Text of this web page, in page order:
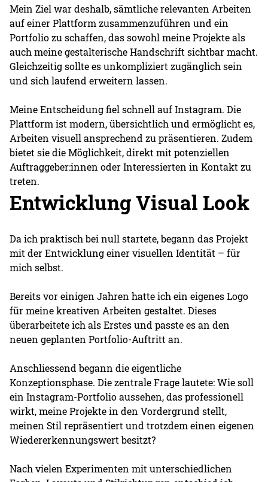
Mein Ziel war deshalb, sämtliche relevanten Arbeiten
auf einer Plattform zusammenzuführen und ein
Portfolio zu schaffen, das sowohl meine Projekte als
auch meine gestalterische Handschrift sichtbar macht.
Gleichzeitig sollte es unkompliziert zugänglich sein
und sich laufend erweitern lassen.
Meine Entscheidung fiel schnell auf Instagram. Die
Plattform ist modern, übersichtlich und ermöglicht es,
Arbeiten visuell ansprechend zu präsentieren. Zudem
bietet sie die Möglichkeit, direkt mit potenziellen
Auftraggeber:innen oder Interessierten in Kontakt zu
treten.
Entwicklung Visual Look
Da ich praktisch bei null startete, begann das Projekt
mit der Entwicklung einer visuellen Identität – für
mich selbst.
Bereits vor einigen Jahren hatte ich ein eigenes Logo
für meine kreativen Arbeiten gestaltet. Dieses
überarbeitete ich als Erstes und passte es an den
neuen geplanten Portfolio-Auftritt an.
Anschliessend begann die eigentliche
Konzeptionsphase. Die zentrale Frage lautete: Wie soll
ein Instagram-Portfolio aussehen, das professionell
wirkt, meine Projekte in den Vordergrund stellt,
meinen Stil repräsentiert und trotzdem einen eigenen
Wiedererkennungswert besitzt?
Nach vielen Experimenten mit unterschiedlichen